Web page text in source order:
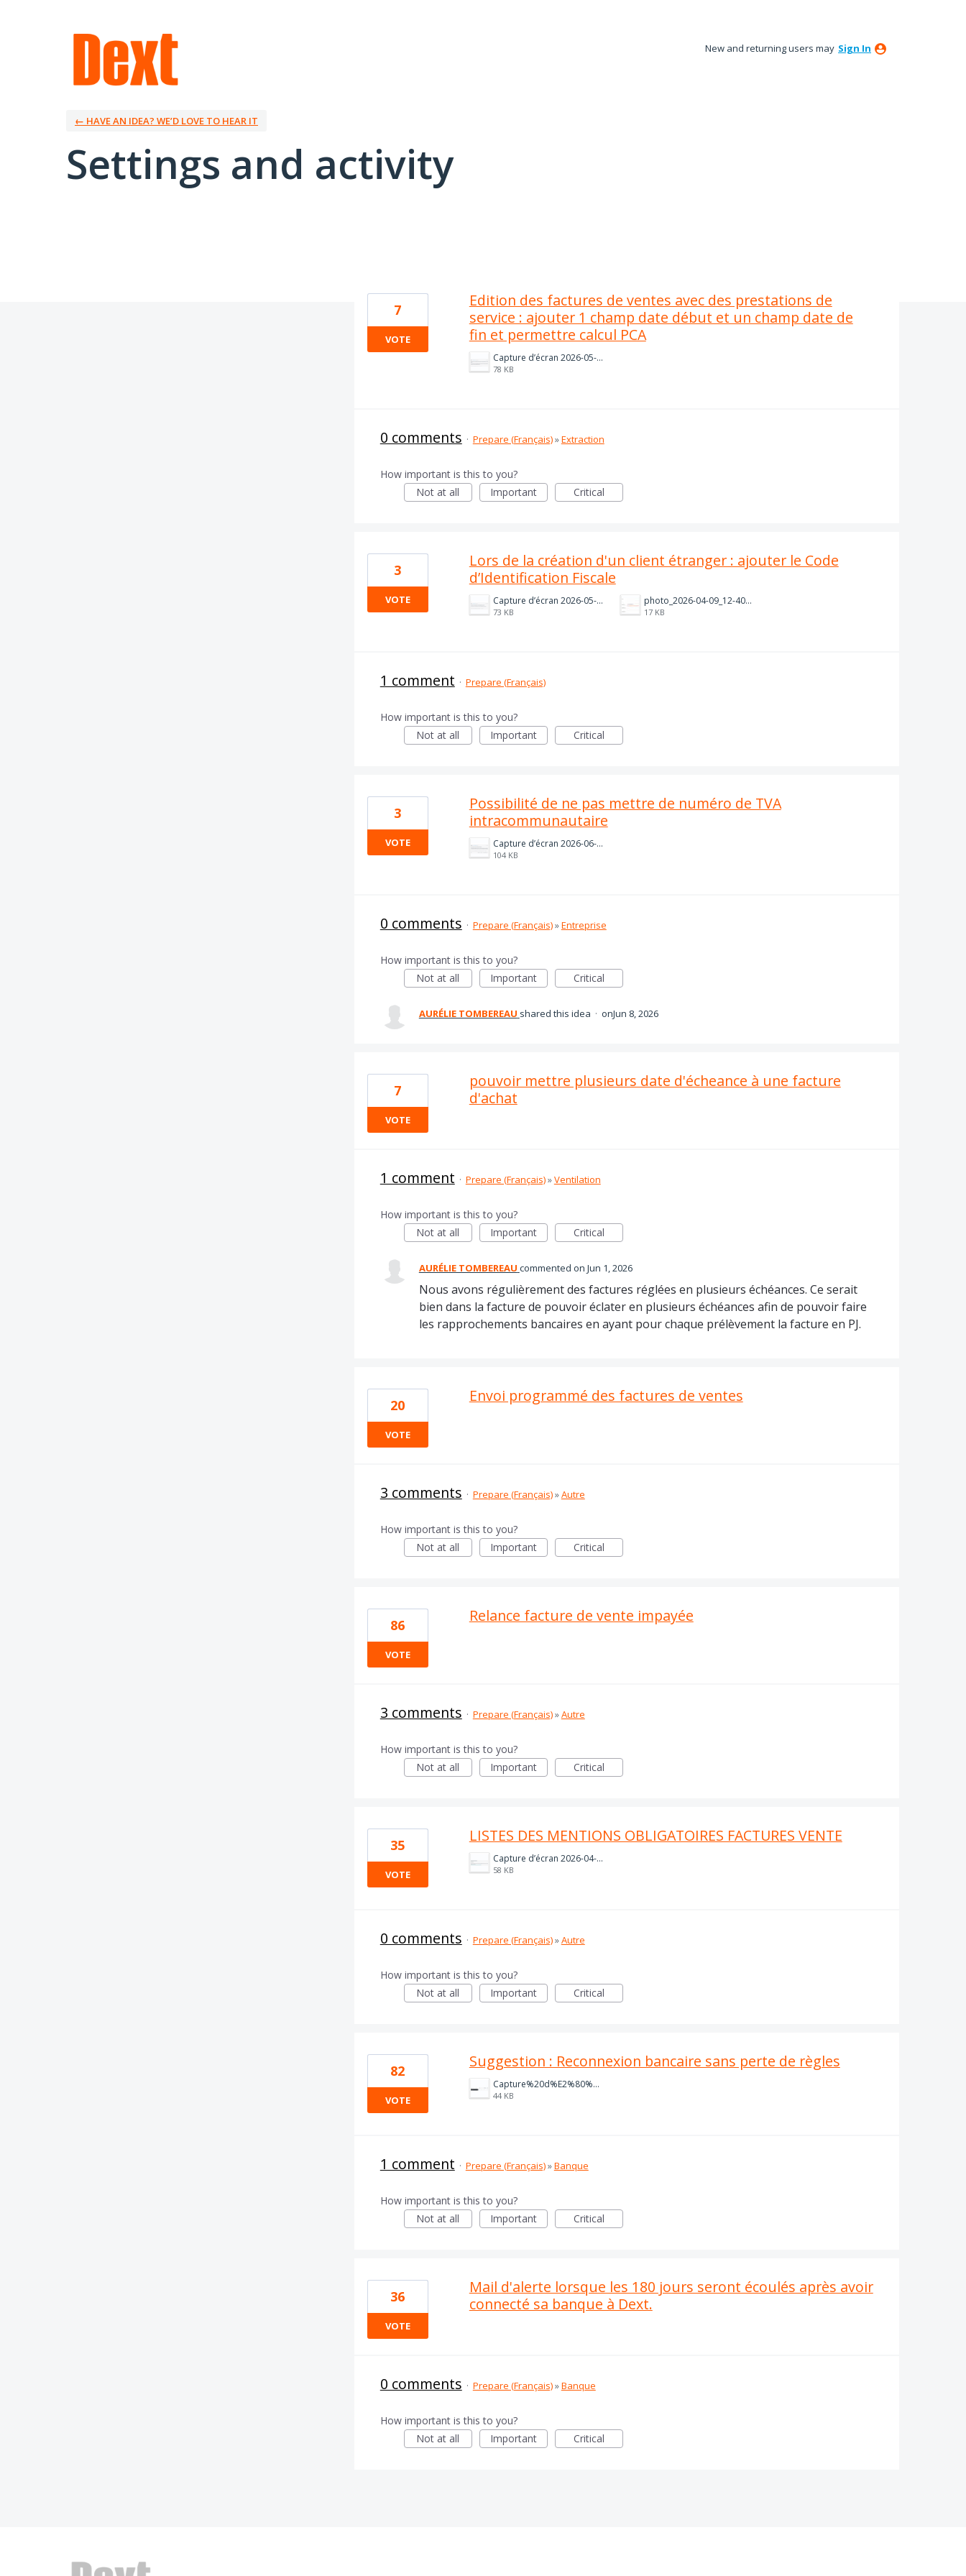
New and returning users may Sign In
← HAVE AN IDEA? WE’D LOVE TO HEAR IT
Settings and activity
Edition des factures de ventes avec des prestations de
service : ajouter 1 champ date début et un champ date de
fin et permettre calcul PCA
Capture d’écran 2026-05-06 à 13.30.03.png
78 KB
7
VOTE
0 comments · Prepare (Français)»Extraction
How important is this to you?
Not at all
Important Critical
Lors de la création d'un client étranger : ajouter le Code
d’Identification Fiscale
Capture d’écran 2026-05-06 à 13.22.46.png
73 KB
photo_2026-04-09_12-40-07.jpg
17 KB
3
VOTE
1 comment · Prepare (Français)
How important is this to you?
Not at all
Important Critical
Possibilité de ne pas mettre de numéro de TVA
intracommunautaire
Capture d’écran 2026-06-12 à 18.21.30.png
104 KB
3
VOTE
0 comments · Prepare (Français)»Entreprise
How important is this to you?
Not at all
Important Critical
AURÉLIE TOMBEREAU shared this idea · Jun 8, 2026
pouvoir mettre plusieurs date d'écheance à une facture
d'achat
7
VOTE
1 comment · Prepare (Français)»Ventilation
How important is this to you?
Not at all
Important Critical
AURÉLIE TOMBEREAU commented Jun 1, 2026
Nous avons régulièrement des factures réglées en plusieurs échéances. Ce serait
bien dans la facture de pouvoir éclater en plusieurs échéances afin de pouvoir faire
les rapprochements bancaires en ayant pour chaque prélèvement la facture en PJ.
Envoi programmé des factures de ventes
20
VOTE
3 comments · Prepare (Français)»Autre
How important is this to you?
Not at all
Important Critical
Relance facture de vente impayée
86
VOTE
3 comments · Prepare (Français)»Autre
How important is this to you?
Not at all
Important Critical
LISTES DES MENTIONS OBLIGATOIRES FACTURES VENTE
Capture d’écran 2026-04-08 à 12.20.10.png
58 KB
35
VOTE
0 comments · Prepare (Français)»Autre
How important is this to you?
Not at all
Important Critical
Suggestion : Reconnexion bancaire sans perte de règles
Capture%20d%E2%80%99%C3%A9cran%202025-09-09%20162612.png
44 KB
82
VOTE
1 comment · Prepare (Français)»Banque
How important is this to you?
Not at all
Important Critical
Mail d'alerte lorsque les 180 jours seront écoulés après avoir
connecté sa banque à Dext.
36
VOTE
0 comments · Prepare (Français)»Banque
How important is this to you?
Not at all
Important Critical